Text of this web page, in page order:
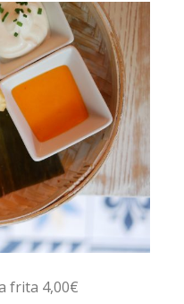
frita 4,00€